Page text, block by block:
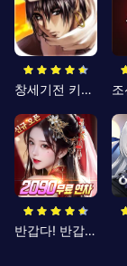
창세기전 키우기
반갑다! 반갑삼국지